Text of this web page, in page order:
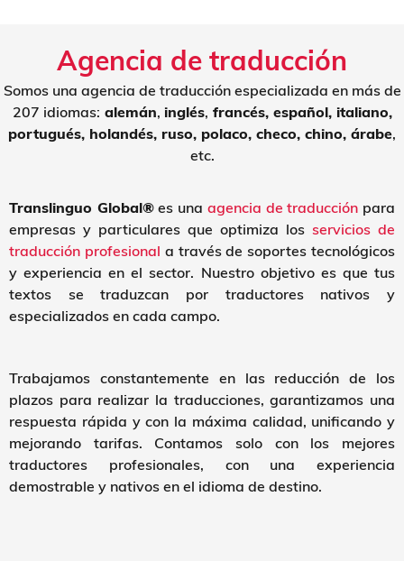
Agencia de traducción
Somos una agencia de traducción especializada en más de
207 idiomas: alemán, inglés, francés, español, italiano,
portugués, holandés, ruso, polaco, checo, chino, árabe,
etc.
Translinguo Global®es una agencia de traducción para
empresas y particulares que optimiza los servicios de
traducción profesional a través de soportes tecnológicos
y experiencia en el sector. Nuestro objetivo es que tus
textos se traduzcan por traductores nativos y
especializados en cada campo.
Trabajamos constantemente en las reducción de los
plazos para realizar la traducciones, garantizamos una
respuesta rápida y con la máxima calidad, unificando y
mejorando tarifas. Contamos solo con los mejores
traductores profesionales, con una experiencia
demostrable y nativos en el idioma de destino.